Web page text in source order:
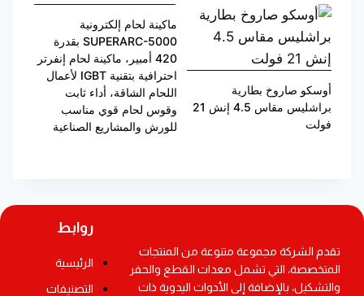
أوسكو صاروخ بطارية
براشليس مقاس 4.5 إنش 21
فولت
ماكينة لحام إلكترونية
SUPERARC-5000 بقدرة
420 أمبير، ماكينة لحام إنفرتر
احترافية بتقنية IGBT لأعمال
اللحام الشاقة، أداء ثابت
وقوس لحام قوي مناسب
للورش والمشاريع الصناعية
تقدم الشركة مجموعة متنوعة من المنتجات
المتخصصة، التي تشمل معدات القطع والحفر
والتشكيل، بالإضافة إلى الأدوات اليدوية ذات
روابط
الرئيسية
التصنيفات